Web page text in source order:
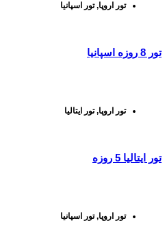
تور اروپا,تور اسپانیا
تور 8 روزه اسپانیا
تور اروپا,تور ایتالیا
تور ایتالیا 5 روزه
تور اروپا,تور اسپانیا